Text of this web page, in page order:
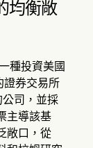
均衡敞
種投資美國
證券交易所
司，並採
主導該基
敞口，從